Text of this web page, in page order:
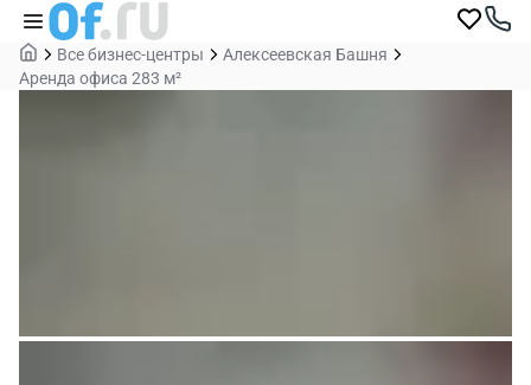
Все бизнес-центры
Алексеевская Башня
Аренда офиса 283 м²